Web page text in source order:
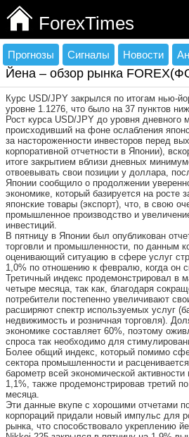
ForexTimes
Прогнозы Сигналы Новости
Йена – обзор рынка
Курс USD/JPY закрылся по итогам нью-
уровне 1.1276, что было на 37 пунктов
Рост курса USD/JPY до уровня дневного
происходивший на фоне ослабления
за настороженности инвесторов перед
корпоративной отчетности в Японии),
итоге закрытием вблизи дневных
отвоевывать свои позиции у доллара,
Японии сообщило о продолжении
экономике, который базируется на росте
японские товары (экспорт), что, в свою
промышленное производство и
инвестиций.
В пятницу в Японии был опубликован
торговли и промышленности, по данным
оценивающий ситуацию в сфере услуг
1,0% по отношению к февралю, когда он
Третичный индекс продемонстрировал в
четыре месяца, так как, благодаря
потребители постепенно увеличивают
расширяют спектр используемых услуг
недвижимость и розничная торговля).
экономике составляет 60%, поэтому
спроса так необходимо для
Более общий индекс, который помимо
сектора промышленности и
барометр всей экономической
1,1%, также продемонстрировав третий
месяца.
Эти данные вкупе с хорошими отчетами
корпораций придали новый импульс для
рынка, что способствовало укреплению